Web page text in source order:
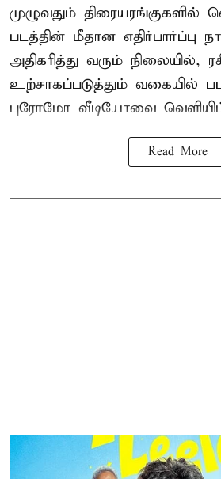
முழுவதும் திரையரங்குகளில்
படத்தின் மீதான எதிர்பார்ப்பு
அதிகரித்து வரும் நிலையில்,
உற்சாகப்படுத்தும் வகையில்
புரோமோ வீடியோவை
Read More